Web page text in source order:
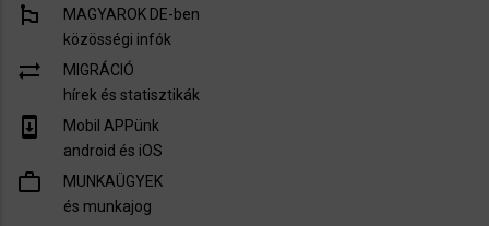
emoji_flags
MAGYAROK DE-ben
közösségi infók
sync_alt
MIGRÁCIÓ
hírek és statisztikák
system_update
Mobil APPünk
android és iOS
work_outline
MUNKAÜGYEK
és munkajog